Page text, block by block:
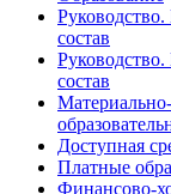
состав
состав
Доступная
Платные
Финансово-